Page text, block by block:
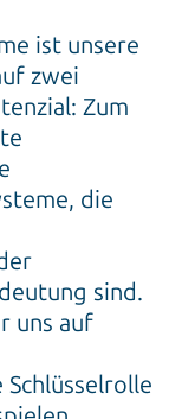
ist unsere
zwei
Zum
die
sind.
uns auf